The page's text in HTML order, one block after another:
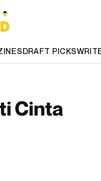
DRAFT PICKS
Cinta